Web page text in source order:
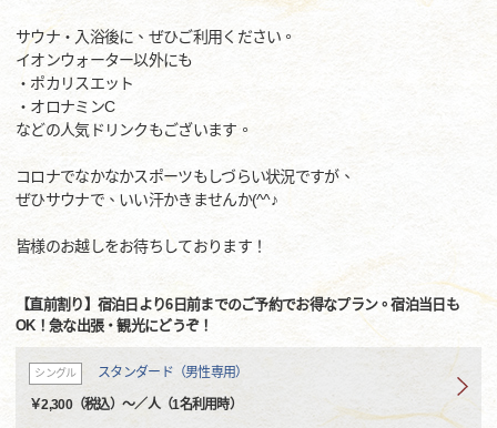
サウナ・入浴後に、ぜひご利用ください。
イオンウォーター以外にも
・ポカリスエット
・オロナミンC
などの人気ドリンクもございます。
コロナでなかなかスポーツもしづらい状況ですが、
ぜひサウナで、いい汗かきませんか(^^♪
皆様のお越しをお待ちしております！
【直前割り】宿泊日より6日前までのご予約でお得なプラン。宿泊当日も
OK！急な出張・観光にどうぞ！
シングル スタンダード（男性専用）
￥2,300（税込）～／人（1名利用時）